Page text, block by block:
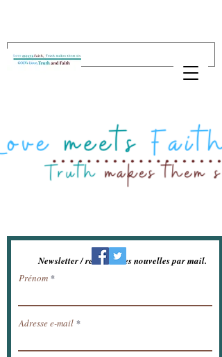
Newsletter / recevoir les nouvelles par mail.
Prénom
Adresse e-mail